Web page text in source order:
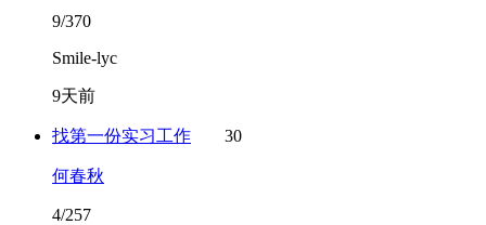
9/370
Smile-lyc
9天前
找第一份实习工作 30
何春秋
4/257